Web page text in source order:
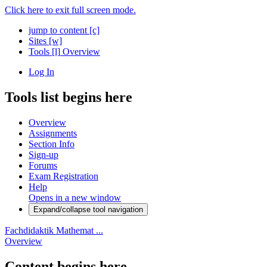
Click here to exit full screen mode.
jump to content [c]
Sites [w]
Tools [l] Overview
Log In
Tools list begins here
Overview
Assignments
Section Info
Sign-up
Forums
Exam Registration
Help
Opens in a new window
Expand/collapse tool navigation
Fachdidaktik Mathemat ...
Overview